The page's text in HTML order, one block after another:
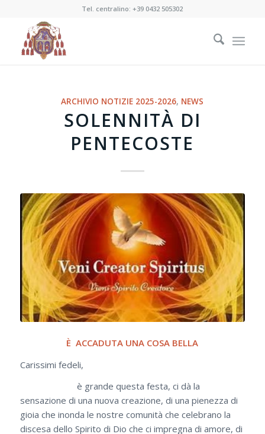
Tel. centralino:+39 0432 505302
ARCHIVIO NOTIZIE 2025-2026, NEWS
SOLENNITÀ DI
PENTECOSTE
È ACCADUTA UNA COSA BELLA
Carissimi fedeli,
è grande questa festa, ci dà la
sensazione di una nuova creazione, di una pienezza di
gioia che inonda le nostre comunità che celebrano la
discesa dello Spirito di Dio che ci impregna di amore, di